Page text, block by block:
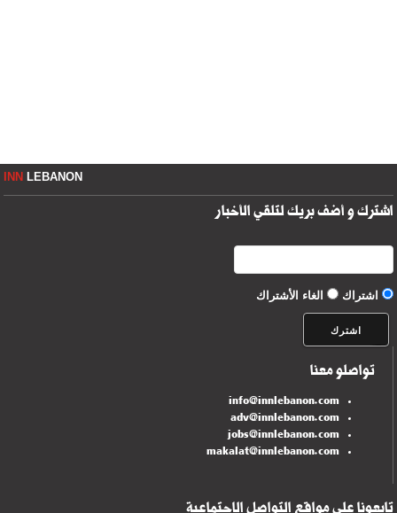
INNLEBANON
اشترك و أضف بريك لتلقي الأخبار
اشتراك الغاء الأشتراك
تواصلو معنا
info@innlebanon.com
adv@innlebanon.com
jobs@innlebanon.com
makalat@innlebanon.com